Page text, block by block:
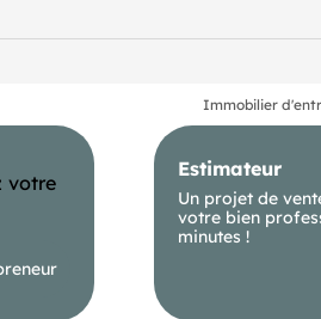
Immobilier
votre
Estimateur
Un projet de
votre bien
minutes !